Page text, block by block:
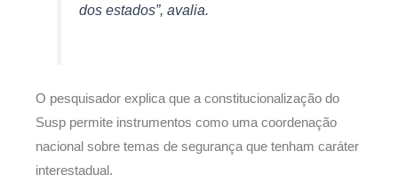
dos estados”, avalia.
O pesquisador explica que a constitucionalização do
Susp permite instrumentos como uma coordenação
nacional sobre temas de segurança que tenham caráter
interestadual.